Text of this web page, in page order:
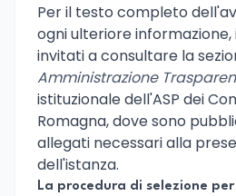
Per il testo completo
ogni ulteriore informazione,
invitati a consultare la
Amministrazione
istituzionale dell'ASP dei
Romagna, dove sono
allegati necessari alla
dell'istanza.
La procedura di selezione